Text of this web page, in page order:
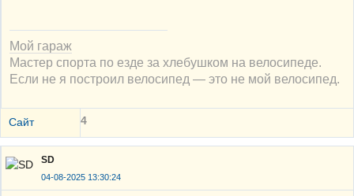
Мой гараж
Мастер спорта по езде за хлебушком на велосипеде.
Если не я построил велосипед — это не мой велосипед.
Сайт 4
SD
04-08-2025 13:30:24